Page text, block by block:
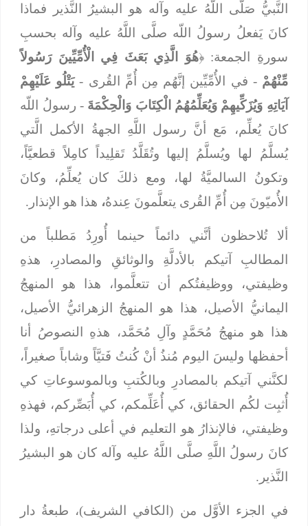
النَّبيُّ صَلَّى اللَّهُ عليه وآله هو البشيرُ النَّذير فماذا
كانَ يَفعلُ رسولُ اللّه صلَّى اللَّهُ عليه وآله بحسبِ
سورةِ الجمعة: ﴿هُوَ الَّذِي بَعَثَ فِي الْأُمِّيِّينَ رَسُولاً
مِّنْهُمْ - في الأُمِّيِّين إنَّهُم مِن أُمِّ القُرى - يَتْلُو عَلَيْهِمْ
آيَاتِهِ وَيُزَكِّيهِمْ وَيُعَلِّمُهُمُ الْكِتَابَ وَالْحِكْمَةَ- رسولُ اللّه
كانَ يُعلِّم، مَع أنَّ رسول اللَّهِ الجهةُ الأكمل الَّتي
يُسلَّمُ لها ويُسلَّمُ إليها وتُقَلَّدُ تَقلِيداً كامِلاً قطعيَّاً،
وتكونُ السالميَّةُ لها، ومع ذلكَ كان يُعلِّمُ، وكانَ
الأُميّونَ مِن أُمِّ القُرى يتعلَّمونَ عِندهُ، هذا هو الإنذار.
ألا تُلاحظون أنَّني دائماً حينما أُورِدُ مَطلباً من
المطالبِ آتيكم بالأدلَّةِ والوثائقِ والمصادرِ، هذهِ
وظيفتي، ووظيفتُكم أن تتعلَّموا، هذا هو المنهجُ
اليمانيُّ الأصيل، هذا هو المنهجُ الزهرائيُّ الأصيل،
هذا هو منهجُ مُحَمَّدٍ وآلِ مُحَمَّد، هذهِ النصوصُ أنا
أحفظها وليسَ اليوم مُنذُ أنْ كُنتُ فَتيَّاً وشاباً صغيراً،
لكنَّني آتيكم بالمصادرِ وبالكُتبِ وبالموسوعاتِ كي
أُثبِت لكُم الحقائق، كي أُعَلِّمكم، كي أُبَصِّركم، فهذهِ
وظيفتي، فالإنذارُ هو التعليم في أعلى درجاتهِ، ولذا
كانَ رسولُ اللَّهِ صلَّى اللَّهُ عليه وآله كان هو البشيرُ
النَّذير.
في الجزء الأوَّل من (الكافي الشريف)، طبعةُ دار